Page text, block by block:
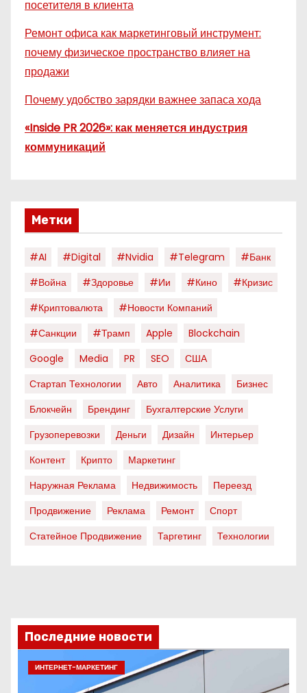
посетителя в клиента
Ремонт офиса как маркетинговый инструмент:
почему физическое пространство влияет на
продажи
Почему удобство зарядки важнее запаса хода
«Inside PR 2026»: как меняется индустрия
коммуникаций
Метки
#AI #digital #nvidia #telegram
#банк
#война
#здоровье #ии #кино
#кризис
#криптовалюта
#новости Компаний
#санкции
#трамп Apple
Blockchain
Google
Media PR SEO
США
Стартап Технологии
Авто Аналитика
Бизнес
Блокчейн
Брендинг
Бухгалтерские Услуги
Грузоперевозки
Деньги Дизайн
Интерьер
Контент
Крипто
Маркетинг
Наружная Реклама
Недвижимость
Переезд
Продвижение
Реклама Ремонт
Спорт
Статейное Продвижение
Таргетинг Технологии
Последние новости
ИНТЕРНЕТ-МАРКЕТИНГ